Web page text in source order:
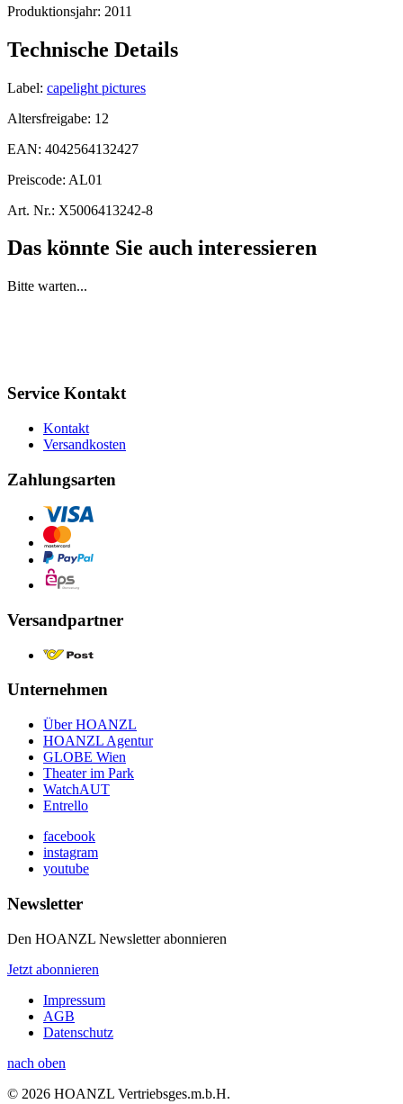
Produktionsjahr: 2011
Technische Details
Label: capelight pictures
Altersfreigabe: 12
EAN: 4042564132427
Preiscode: AL01
Art. Nr.: X5006413242-8
Das könnte Sie auch interessieren
Bitte warten...
Service Kontakt
Kontakt
Versandkosten
Zahlungsarten
Versandpartner
Unternehmen
Über HOANZL
HOANZL Agentur
GLOBE Wien
Theater im Park
WatchAUT
Entrello
facebook
instagram
youtube
Newsletter
Den HOANZL Newsletter abonnieren
Jetzt abonnieren
Impressum
AGB
Datenschutz
nach oben
© 2026 HOANZL Vertriebsges.m.b.H.